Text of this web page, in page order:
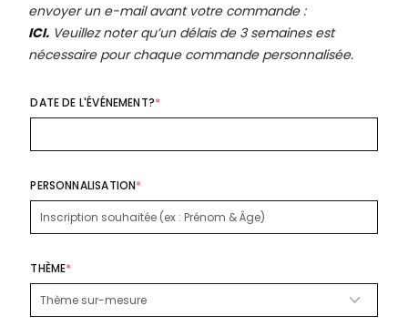
envoyer un e-mail avant votre commande :
ICI. Veuillez noter qu’un délais de 3 semaines est
nécessaire pour chaque commande personnalisée.
DATE DE L'ÉVÉNEMENT?*
PERSONNALISATION*
THÈME*